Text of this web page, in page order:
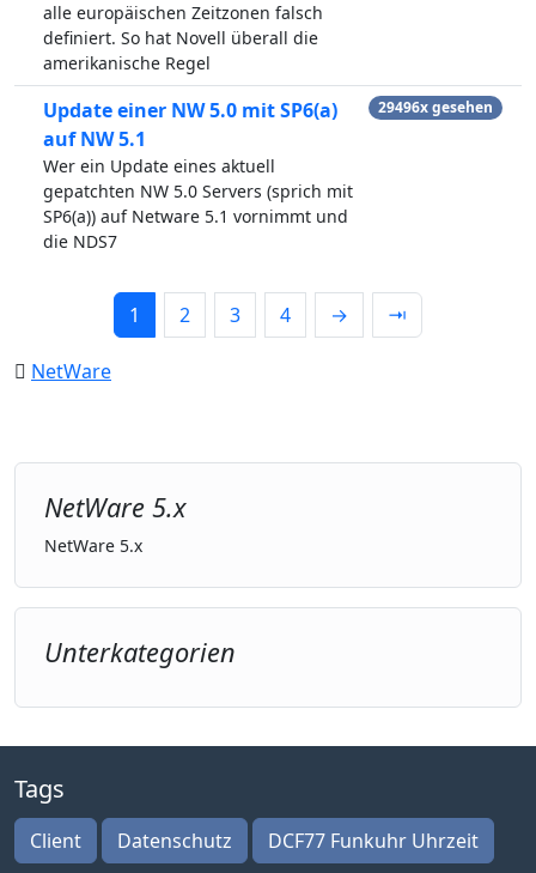
alle europäischen Zeitzonen falsch
definiert. So hat Novell überall die
amerikanische Regel
Update einer NW 5.0 mit SP6(a)
auf NW 5.1
Wer ein Update eines aktuell
gepatchten NW 5.0 Servers (sprich mit
SP6(a)) auf Netware 5.1 vornimmt und
die NDS7
29496x gesehen
1 2 3 4 → ⇥
NetWare
NetWare 5.x
NetWare 5.x
Unterkategorien
Tags
Client Datenschutz DCF77 Funkuhr Uhrzeit